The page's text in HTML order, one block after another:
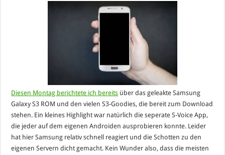
Diesen Montag berichtete ich bereits über das geleakte Samsung
Galaxy S3 ROM und den vielen S3-Goodies, die bereit zum Download
stehen. Ein kleines Highlight war natürlich die seperate S-Voice App,
die jeder auf dem eigenen Androiden ausprobieren konnte. Leider
hat hier Samsung relativ schnell reagiert und die Schotten zu den
eigenen Servern dicht gemacht. Kein Wunder also, dass die meisten